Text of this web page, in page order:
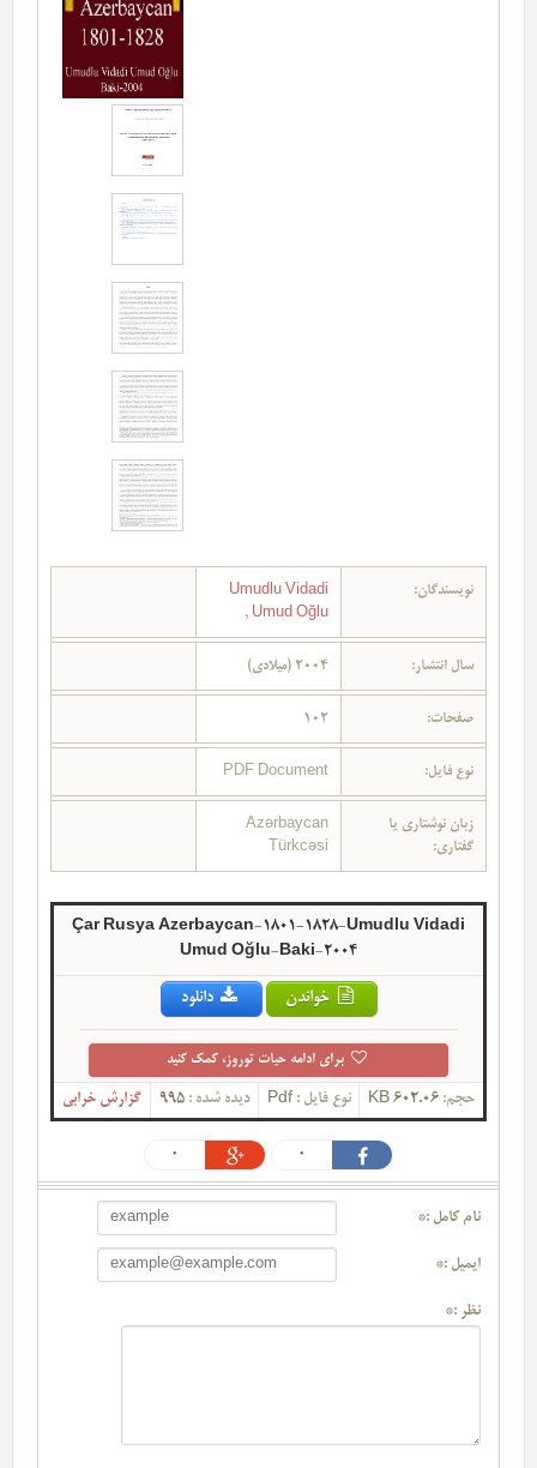
نویسندگان:
Umudlu Vidadi
Umud Oğlu
,
سال انتشار: 2004 (میلادی)
صفحات: 102
نوع فایل: PDF Document
زبان نوشتاری یا
گفتاری:
Azərbaycan
Türkcəsi
Çar Rusya Azerbaycan-1801-1828-Umudlu Vidadi
Umud Oğlu-Baki-2004
خواندن دانلود
برای ادامه حیات توروز، کمک کنید
حجم: 602.06 KB نوع فایل :Pdf دیده شده : 995 گزارش خرابی
0
0
نام کامل :*
ایمیل :*
نظر :*